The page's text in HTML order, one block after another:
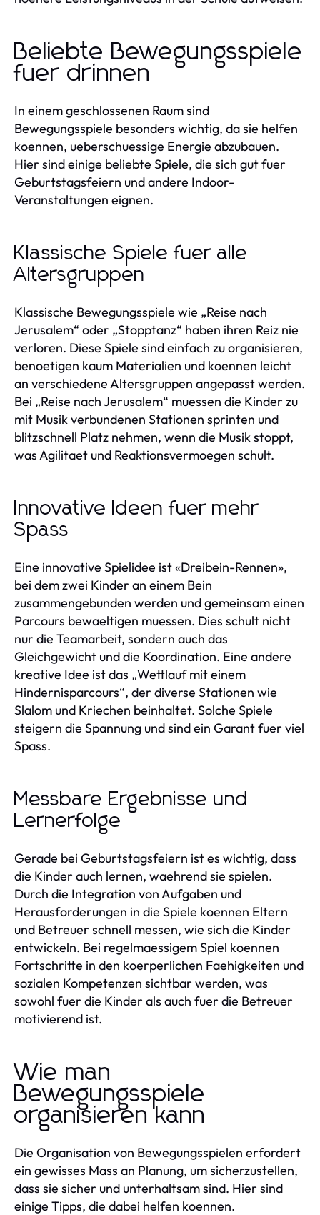
Beliebte Bewegungsspiele
fuer drinnen
In einem geschlossenen Raum sind
Bewegungsspiele besonders wichtig, da sie helfen
koennen, ueberschuessige Energie abzubauen.
Hier sind einige beliebte Spiele, die sich gut fuer
Geburtstagsfeiern und andere Indoor-
Veranstaltungen eignen.
Klassische Spiele fuer alle
Altersgruppen
Klassische Bewegungsspiele wie „Reise nach
Jerusalem“ oder „Stopptanz“ haben ihren Reiz nie
verloren. Diese Spiele sind einfach zu organisieren,
benoetigen kaum Materialien und koennen leicht
an verschiedene Altersgruppen angepasst werden.
Bei „Reise nach Jerusalem“ muessen die Kinder zu
mit Musik verbundenen Stationen sprinten und
blitzschnell Platz nehmen, wenn die Musik stoppt,
was Agilitaet und Reaktionsvermoegen schult.
Innovative Ideen fuer mehr
Spass
Eine innovative Spielidee ist «Dreibein-Rennen»,
bei dem zwei Kinder an einem Bein
zusammengebunden werden und gemeinsam einen
Parcours bewaeltigen muessen. Dies schult nicht
nur die Teamarbeit, sondern auch das
Gleichgewicht und die Koordination. Eine andere
kreative Idee ist das „Wettlauf mit einem
Hindernisparcours“, der diverse Stationen wie
Slalom und Kriechen beinhaltet. Solche Spiele
steigern die Spannung und sind ein Garant fuer viel
Spass.
Messbare Ergebnisse und
Lernerfolge
Gerade bei Geburtstagsfeiern ist es wichtig, dass
die Kinder auch lernen, waehrend sie spielen.
Durch die Integration von Aufgaben und
Herausforderungen in die Spiele koennen Eltern
und Betreuer schnell messen, wie sich die Kinder
entwickeln. Bei regelmaessigem Spiel koennen
Fortschritte in den koerperlichen Faehigkeiten und
sozialen Kompetenzen sichtbar werden, was
sowohl fuer die Kinder als auch fuer die Betreuer
motivierend ist.
Wie man
Bewegungsspiele
organisieren kann
Die Organisation von Bewegungsspielen erfordert
ein gewisses Mass an Planung, um sicherzustellen,
dass sie sicher und unterhaltsam sind. Hier sind
einige Tipps, die dabei helfen koennen.